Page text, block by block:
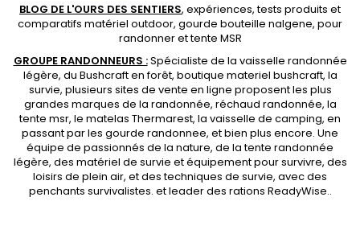
BLOG DE L'OURS DES SENTIERS, expériences, tests produits et
comparatifs matériel outdoor, gourde bouteille nalgene, pour
randonner ettente MSR
GROUPE RANDONNEURS :Spécialiste de la vaisselle randonnée
légère, du Bushcraft en forêt, boutique materiel bushcraft, la
survie, plusieurs sites de vente en ligne proposent les plus
grandes marques de la randonnée, réchaud randonnée, la
tente msr, le matelas Thermarest, la vaisselle de camping, en
passant par les gourde randonnee, et bien plus encore. Une
équipe de passionnés de la nature, de latente randonnée
légère, des matériel de survie et équipement pour survivre, des
loisirs de plein air, et des techniques de survie, avec des
penchants survivalistes. et leader des rations ReadyWise..